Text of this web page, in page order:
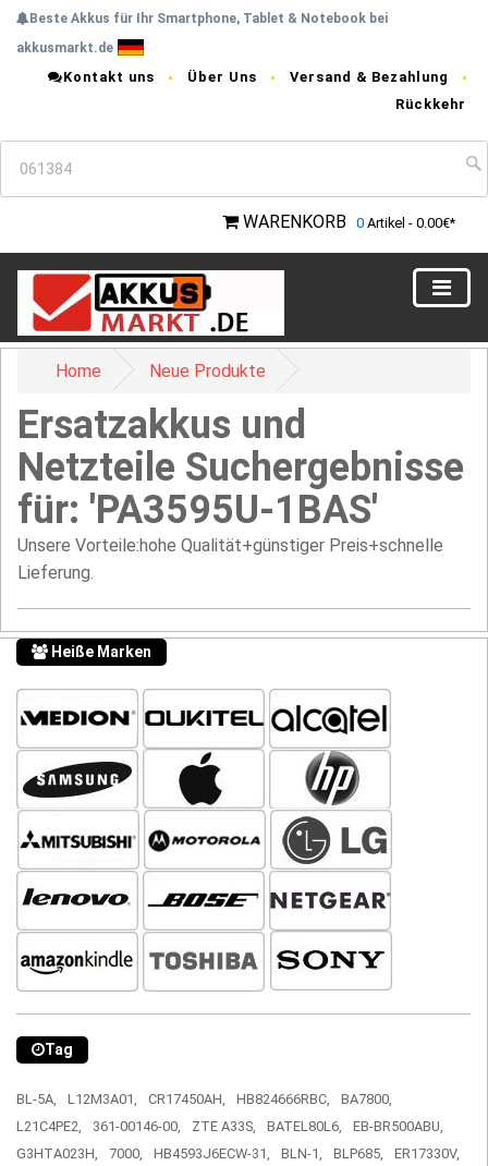
Beste Akkus für Ihr Smartphone, Tablet & Notebook bei
akkusmarkt.de
Kontakt uns Über Uns
Versand & Bezahlung
Rückkehr
WARENKORB 0 Artikel - 0.00€*
Home Neue Produkte
Ersatzakkus und
Netzteile Suchergebnisse
für: 'PA3595U-1BAS'
Unsere Vorteile:hohe Qualität+günstiger Preis+schnelle
Lieferung.
Heiße Marken
Tag
BL-5A, L12M3A01, CR17450AH, HB824666RBC,
BA7800,
L21C4PE2,
361-00146-00, ZTE A33S, BATEL80L6,
EB-BR500ABU,
G3HTA023H,
7000, HB4593J6ECW-31, BLN-1, BLP685,
ER17330V,